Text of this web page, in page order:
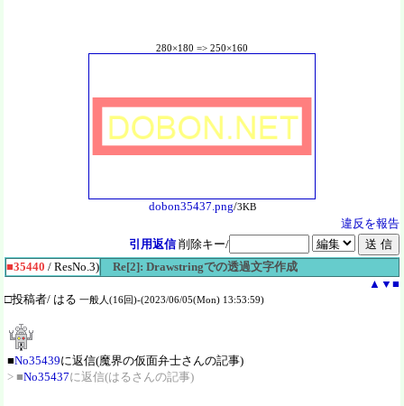
280×180 => 250×160
dobon35437.png/3KB
違反を報告
引用返信 削除キー/
■35440 / ResNo.3)
Re[2]: Drawstringでの透過文字作成
▲ ▼ ■
□投稿者/ はる 一般人(16回)-(2023/06/05(Mon) 13:53:59)
■No35439に返信(魔界の仮面弁士さんの記事)
> ■No35437に返信(はるさんの記事)